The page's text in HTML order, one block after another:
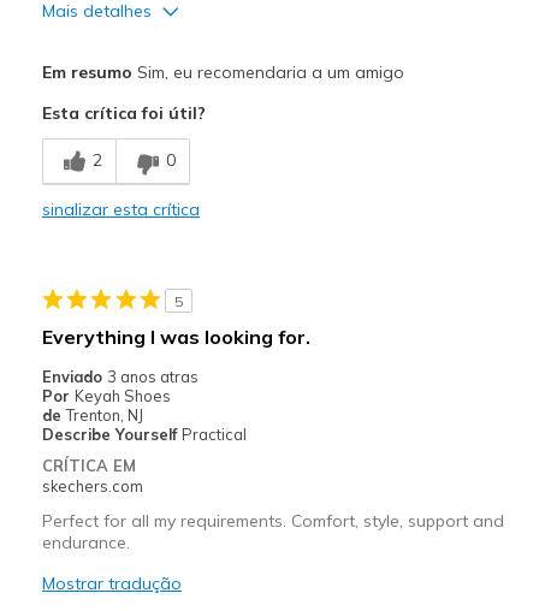
Mais detalhes
Comfortable
Stylish
Going Out
Width
View On Shoes
I'm Into Shoes
Em resumo Sim, eu recomendaria a um amigo
Esta crítica foi útil?
2 0
sinalizar esta crítica
5
Everything I was looking for.
Enviado 3 anos atras
Por Keyah Shoes
de Trenton, NJ
Describe Yourself Practical
CRÍTICA EM
skechers.com
Perfect for all my requirements. Comfort, style, support and
endurance.
Mostrar tradução